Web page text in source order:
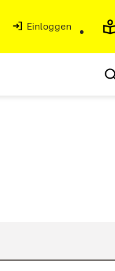
(Öffnet in neuem Fenster)
Einloggen